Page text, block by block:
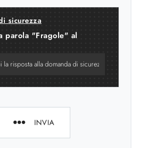
sicurezza
parola "Fragole" al
INVIA